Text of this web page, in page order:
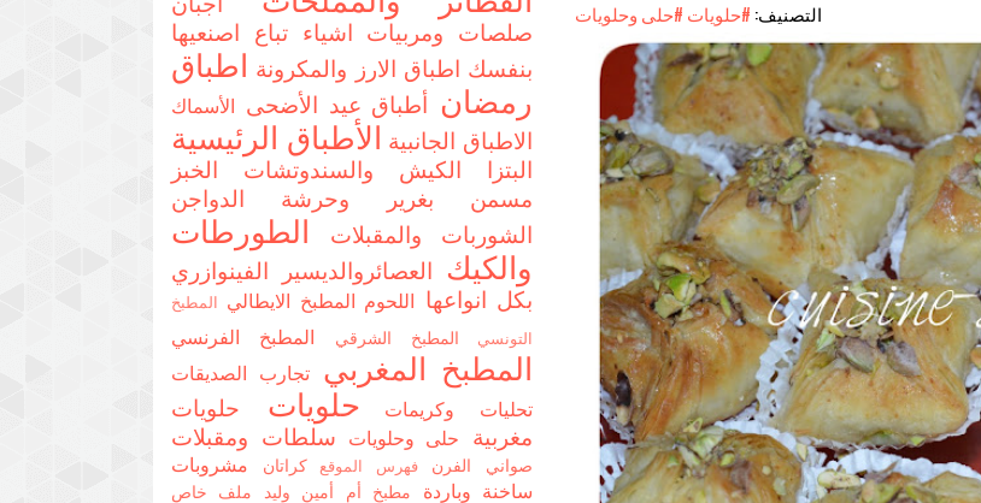
التصنيف: #حلويات #حلى وحلويات
صلصات ومربيات اشياء تباع اصنعيها
بنفسك اطباق الارز والمكرونة اطباق
رمضان أطباق عيد الأضحى الأسماك
الاطباق الجانبية الأطباق الرئيسية
البتزا الكيش والسندوتشات الخبز
مسمن بغرير وحرشة الدواجن
الشوربات والمقبلات الطورطات
والكيك العصائروالديسير الفينوازري
بكل انواعها اللحوم المطبخ الايطالي المطبخ
التونسي المطبخ الشرقي المطبخ الفرنسي
المطبخ المغربيتجارب الصديقات
تحليات وكريمات حلويات
حلويات
مغربية
حلى وحلويات سلطات ومقبلات
صواني الفرنفهرس الموقعكراتان مشروبات
ساخنة وباردة
مطبخ أم أمين وليد ملف خاص